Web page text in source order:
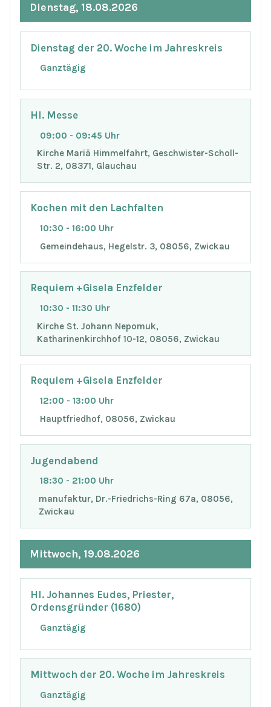
Dienstag, 18.08.2026
Dienstag der 20. Woche im Jahreskreis
Ganztägig
Hl. Messe
09:00 - 09:45 Uhr
Kirche Mariä Himmelfahrt, Geschwister-Scholl-
Str. 2, 08371, Glauchau
Kochen mit den Lachfalten
10:30 - 16:00 Uhr
Gemeindehaus, Hegelstr. 3, 08056, Zwickau
Requiem +Gisela Enzfelder
10:30 - 11:30 Uhr
Kirche St. Johann Nepomuk,
Katharinenkirchhof 10-12, 08056, Zwickau
Requiem +Gisela Enzfelder
12:00 - 13:00 Uhr
Hauptfriedhof, 08056, Zwickau
Jugendabend
18:30 - 21:00 Uhr
manufaktur, Dr.-Friedrichs-Ring 67a, 08056,
Zwickau
Mittwoch, 19.08.2026
Hl. Johannes Eudes, Priester,
Ordensgründer (1680)
Ganztägig
Mittwoch der 20. Woche im Jahreskreis
Ganztägig